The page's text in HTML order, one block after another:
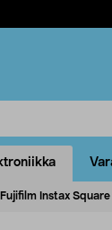
Fujifilm Instax Square